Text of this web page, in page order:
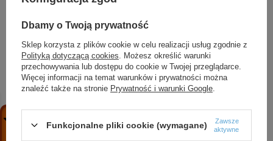
Marka DAMBAT
Symbol KAT00610
Dbamy o Twoją prywatność
Sklep korzysta z plików cookie w celu realizacji usług zgodnie z
Polityką dotyczącą cookies . Możesz określić warunki
przechowywania lub dostępu do cookie w Twojej przeglądarce.
Więcej informacji na temat warunków i prywatności można
znaleźć także na stronie Prywatność i warunki Google
Funkcjonalne pliki cookie (wymagane)
Zawsze
aktywne